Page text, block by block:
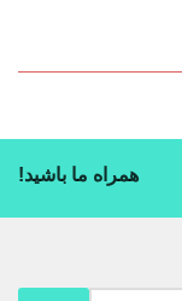
همراه ما باشید!